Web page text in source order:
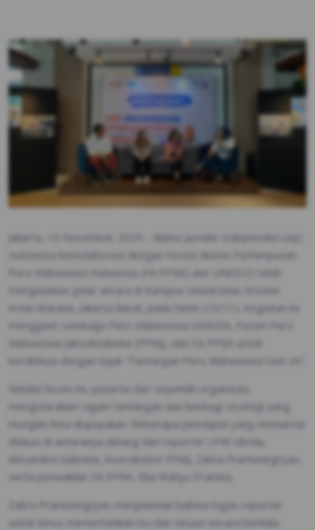
Jakarta, 10 November 2025 - Aliansi Jurnalis Independen (AJI)
Indonesia berkolaborasi dengan Forum Alumni Perhimpunan
Pers Mahasiswa Indonesia (FA PPMI) dan UNESCO telah
mengadakan gelar wicara di Kampus Universitas Kristen
Krida Wacana, Jakarta Barat, pada Senin (10/11). Kegiatan ini
menggaet Lembaga Pers Mahasiswa UKRIDA, Forum Pers
Mahasiswa Jabodetabeka (FPMJ), dan FA PPMI untuk
berdiskusi dengan tajuk “Tantangan Pers Mahasiswa Saat Ini”.
Melalui forum ini, peserta dari sejumlah organisasi
mengutarakan ragam tantangan dan berbagi strategi yang
mungkin bisa diupayakan. Beberapa pendapat yang mewarnai
diskusi di antaranya datang dari reporter LPM Ukrida,
Alexandra Gabriela, Koordinator FPMJ, Zahra Pramuningtyas,
serta perwakilan FA PPMI, Eka Wahyu Pramita.
Zahra Pramuningtyas menjelaskan bahwa tugas reporter
untuk terus memerhatikan isu dan situasi secara berkala.